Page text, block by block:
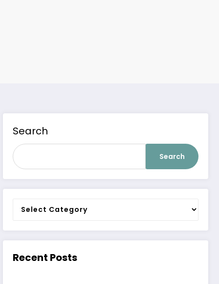
Search
Search
Categories
Recent Posts